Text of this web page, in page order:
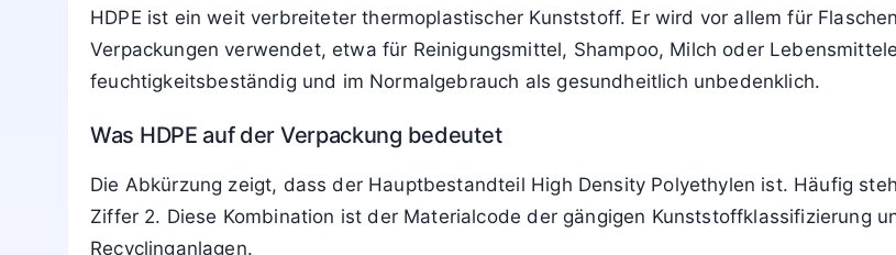
HDPE ist ein weit verbreiteter thermoplastischer Kunststoff. Er wird vor allem für
Verpackungen verwendet, etwa für Reinigungsmittel, Shampoo, Milch oder
feuchtigkeitsbeständig und im Normalgebrauch als gesundheitlich unbedenklich.
Was HDPE auf der Verpackung bedeutet
Die Abkürzung zeigt, dass der Hauptbestandteil High Density Polyethylen ist. Häufig
Ziffer 2. Diese Kombination ist der Materialcode der gängigen Kunststoffklassifizierung
Recyclinganlagen.